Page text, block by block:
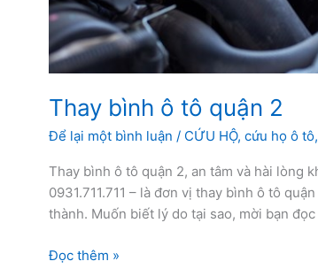
Thay bình ô tô quận 2
Để lại một bình luận / CỨU HỘ,cứu họ ô tô
Thay bình ô tô quận 2, an tâm và hài lòng
0931.711.711 – là đơn vị thay bình ô tô
thành. Muốn biết lý do tại sao, mời bạn
Thay
Đọc thêm »